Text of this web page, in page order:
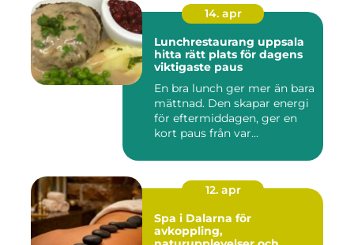
14. apr
Lunchrestaurang uppsala
hitta rätt plats för dagens
viktigaste paus
En bra lunch ger mer än bara
mättnad. Den skapar energi
för eftermiddagen, ger en
kort paus från var...
12. apr
Spa i Dalarna för
avkoppling,